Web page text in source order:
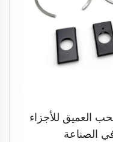
العميق للأجزاء
الصناعة